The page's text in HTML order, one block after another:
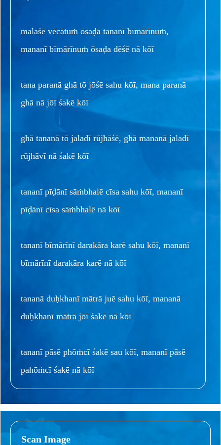
malaśē vēcātuṁ ōsaḍa tananī bīmārīnuṁ,
mananī bīmārīnuṁ ōsaḍa dēśē nā kōī
tana paranā ghā tō jōśē sahu kōī, mana paranā
ghā nā jōī śakē kōī
ghā tananā tō jaladī rūjhāśē, ghā mananā jaladī
rūjhāvī nā śakē kōī
tananī pīḍānī sāṁbhalē cīsa sahu kōī, mananī
pīḍānī cīsa sāṁbhalē nā kōī
tananī bīmārīnī darakāra karē sahu kōī, mananī
bīmārīnī darakāra karē nā kōī
tananā duḥkhanī mātrā juē sahu kōī, mananā
duḥkhanī mātrā jōī śakē nā kōī
tananī pāsē phōṁcī śakē sau kōī, mananī pāsē
pahōṁcī śakē nā kōī
Scan Image